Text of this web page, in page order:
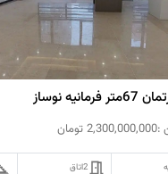
نوساز
:
2,300,000,000 تومان
2اتاق